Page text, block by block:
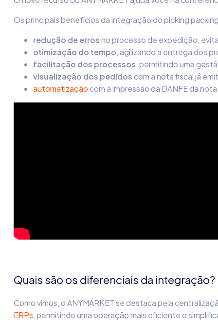
Os principais benefícios da integração do picking
redução de errosno processo de expedição,
otimização do tempo, agilizando a entrega dos
facilitação dos processos, permitindo uma
visualização dos pedidoscom a nota fiscal já
automatizaçãocom a impressão da DANFE da
Quais são os diferenciais da integração?
Como vimos, o ANYMARKET se destaca pela
ERPs, permitindo uma operação mais eficiente e